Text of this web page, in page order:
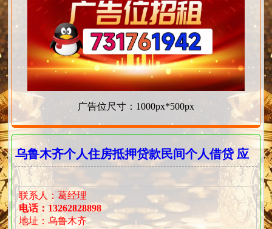
广告位尺寸：1000px*500px
乌鲁木齐个人住房抵押贷款民间个人借贷 应
急贷款民间个人借贷
联系人：葛经理
电话：13262828898
地址：乌鲁木齐